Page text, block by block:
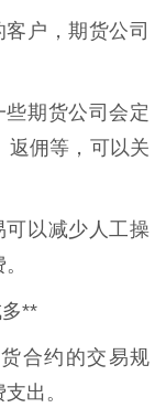
户，期货公司
期货公司会定
返佣等，可以关
以减少人工操
**
合约的交易规
出。